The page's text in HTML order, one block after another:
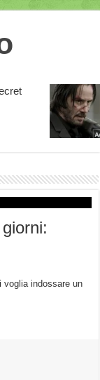
voglia indossare un